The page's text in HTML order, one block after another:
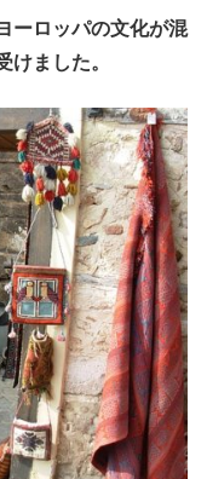
ーロッパの文化が混
けました。